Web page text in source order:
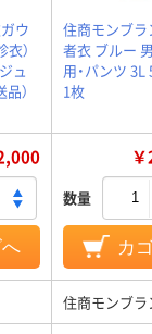
ウ
）
ュ
）
住商モンブラ
者衣 ブルー
用・パンツ 3L
1枚
数量
カ
住商モンブラ